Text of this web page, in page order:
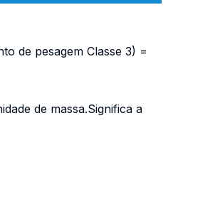
de pesagem Classe 3) =
de massa.Significa a